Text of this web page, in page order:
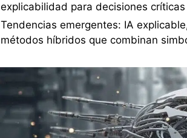
explicabilidad para decisiones
Tendencias emergentes: IA
métodos híbridos que combinan